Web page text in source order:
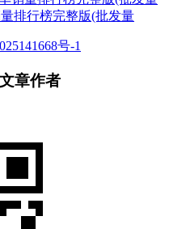
排行榜完整版(批发量
号-1
章作者